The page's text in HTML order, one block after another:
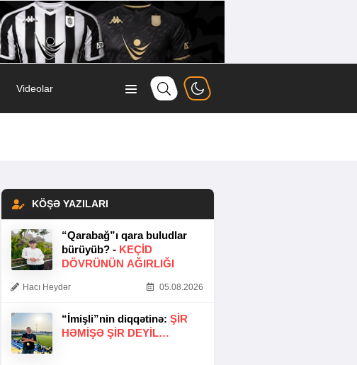
Videolar
KÖŞƏ YAZILARI
“Qarabağ”ı qara buludlar
bürüyüb? - KEÇID
DÖVRÜNÜN AĞIRLIĞI
Hacı Heydər 05.08.2026
“İmişli”nin diqqətinə: ŞIR
HƏMIŞƏ ŞIR DEYIL…